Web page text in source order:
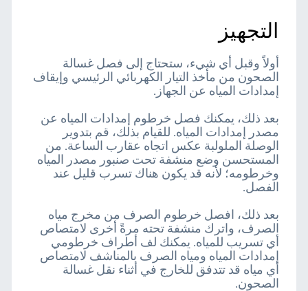
التجهيز
أولاً وقبل أي شيء، ستحتاج إلى فصل غسالة
الصحون من مأخذ التيار الكهربائي الرئيسي وإيقاف
إمدادات المياه عن الجهاز.
بعد ذلك، يمكنك فصل خرطوم إمدادات المياه عن
مصدر إمدادات المياه. للقيام بذلك، قم بتدوير
الوصلة الملولبة عكس اتجاه عقارب الساعة. من
المستحسن وضع منشفة تحت صنبور مصدر المياه
وخرطومه؛ لأنه قد يكون هناك تسرب قليل عند
الفصل.
بعد ذلك، افصل خرطوم الصرف من مخرج مياه
الصرف، واترك منشفة تحته مرةً أخرى لامتصاص
أي تسريب للمياه. يمكنك لف أطراف خرطومي
إمدادات المياه ومياه الصرف بالمناشف لامتصاص
أي مياه قد تتدفق للخارج في أثناء نقل غسالة
الصحون.